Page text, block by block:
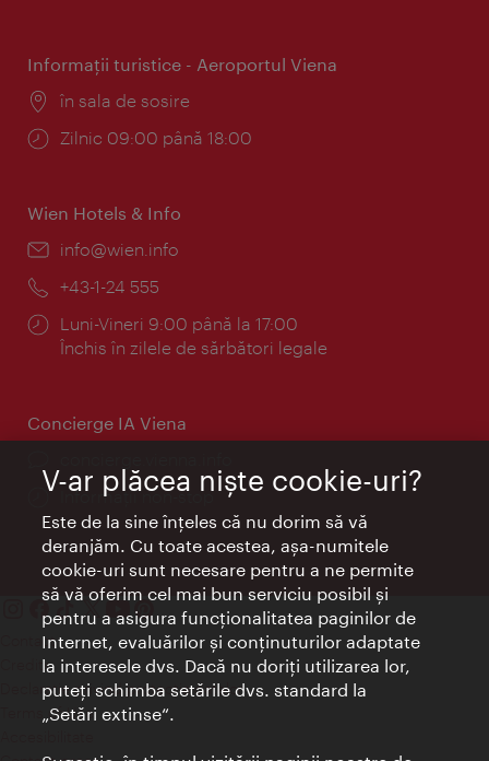
Informaţii turistice - Aeroportul Viena
Locul:
în sala de sosire
Program:
Zilnic 09:00 până 18:00
Wien Hotels & Info
E-
info@wien.info
Telefon:
+43-1-24 555
Program:
Luni-Vineri 9:00 până la 17:00
Închis în zilele de sărbători legale
Concierge IA Viena
Informații non-stop
Contact
Credits
Declaraţie privind protecţia datelor
Terms of Use
V-ar plăcea nişte cookie-uri?
Este de la sine înţeles că nu dorim să vă
deranjăm. Cu toate acestea, aşa-numitele
cookie-uri sunt necesare pentru a ne permite
să vă oferim cel mai bun serviciu posibil şi
pentru a asigura funcţionalitatea paginilor de
Internet, evaluărilor şi conţinuturilor adaptate
la interesele dvs. Dacă nu doriţi utilizarea lor,
puteţi schimba setările dvs. standard la
„Setări extinse“.